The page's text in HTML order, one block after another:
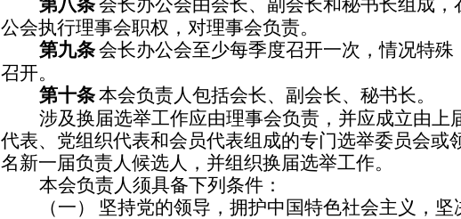
第八条会长办公会由会长、副会长和秘书长组成，
公会执行理事会职权，对理事会负责。
第九条会长办公会至少每季度召开一次，情况特殊
召开。
第十条本会负责人包括会长、副会长、秘书长。
涉及换届选举工作应由理事会负责，并应成立由上
代表、党组织代表和会员代表组成的专门选举委员会或
名新一届负责人候选人，并组织换届选举工作。
本会负责人须具备下列条件：
（一）
坚持党的领导，拥护中国特色社会主义，坚